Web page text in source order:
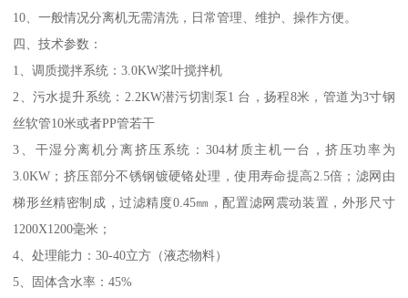
10、一般情况分离机无需清洗，日常管理、维护、操作方便。
四、技术参数：
1、调质搅拌系统：3.0KW桨叶搅拌机
2、污水提升系统：2.2KW潜污切割泵1 台，扬程8米，管道为3寸钢
丝软管10米或者PP管若干
3、干湿分离机分离挤压系统：304材质主机一台，挤压功率为
3.0KW；挤压部分不锈钢镀硬铬处理，使用寿命提高2.5倍；滤网由
梯形丝精密制成，过滤精度0.45㎜，配置滤网震动装置，外形尺寸
1200X1200毫米；
4、处理能力：30-40立方（液态物料）
5、固体含水率：45%